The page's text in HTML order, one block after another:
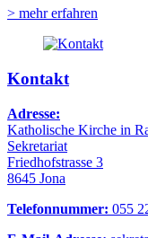
> mehr erfahren
Kontakt
Adresse:
Katholische Kirche in
Sekretariat
Friedhofstrasse 3
8645 Jona
Telefonnummer: 055